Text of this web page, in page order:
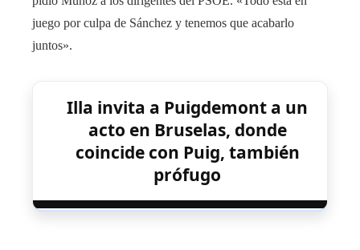
juego por culpa de Sánchez y tenemos que acabarlo
juntos».
Illa invita a Puigdemont a un
acto en Bruselas, donde
coincide con Puig, también
prófugo